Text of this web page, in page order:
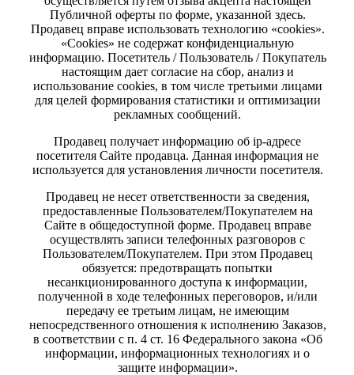
Публичной оферты по форме, указанной здесь.
Продавец вправе использовать технологию «cookies».
«Cookies» не содержат конфиденциальную
информацию. Посетитель / Пользователь / Покупатель
настоящим дает согласие на сбор, анализ и
использование cookies, в том числе третьими лицами
для целей формирования статистики и оптимизации
рекламных сообщений.
Продавец получает информацию об ip-адресе
посетителя Сайте продавца. Данная информация не
используется для установления личности посетителя.
Продавец не несет ответственности за сведения,
предоставленные Пользователем/Покупателем на
Сайте в общедоступной форме. Продавец вправе
осуществлять записи телефонных разговоров с
Пользователем/Покупателем. При этом Продавец
обязуется: предотвращать попытки
несанкционированного доступа к информации,
полученной в ходе телефонных переговоров, и/или
передачу ее третьим лицам, не имеющим
непосредственного отношения к исполнению Заказов,
в соответствии с п. 4 ст. 16 Федерального закона «Об
информации, информационных технологиях и о
защите информации».